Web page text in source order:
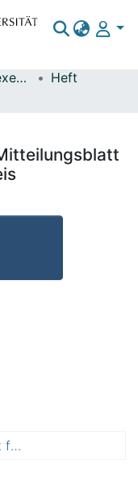
Elektronische Pflichtexemplare
Heft
Saalekreis-Kurier : Mitteilungsblatt für den Landkreis Saalekreis